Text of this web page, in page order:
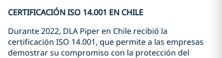
CERTIFICACIÓN ISO 14.001 EN CHILE
Durante 2022, DLA Piper en Chile recibió la
certificación ISO 14.001, que permite a las empresas
demostrar su compromiso con la protección del